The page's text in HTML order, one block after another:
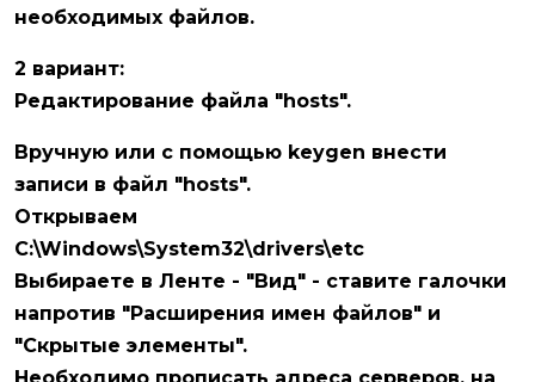
необходимых файлов.
2 вариант:
Редактирование файла "hosts".
Вручную или с помощью keygen внести
записи в файл "hosts".
Открываем
C:\Windows\System32\drivers\etc
Выбираете в Ленте - "Вид" - ставите галочки
напротив "Расширения имен файлов" и
"Скрытые элементы".